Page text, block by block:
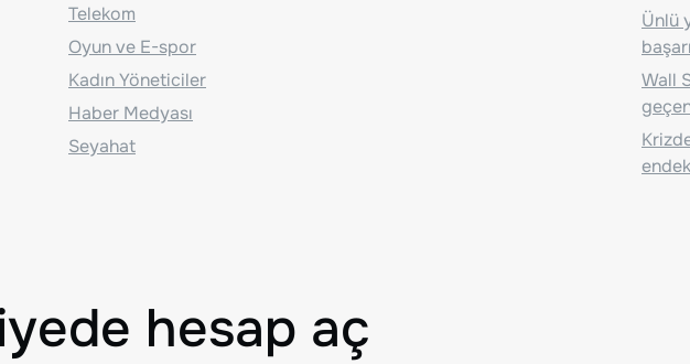
Telekom
Oyun ve E-spor
Kadın Yöneticiler
Haber Medyası
Seyahat
Ünlü
Wall
hesap aç